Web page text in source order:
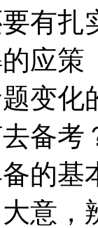
有扎
应策
变化
备考
的基
意，